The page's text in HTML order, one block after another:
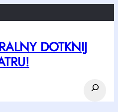
DOTKNIJ
Search